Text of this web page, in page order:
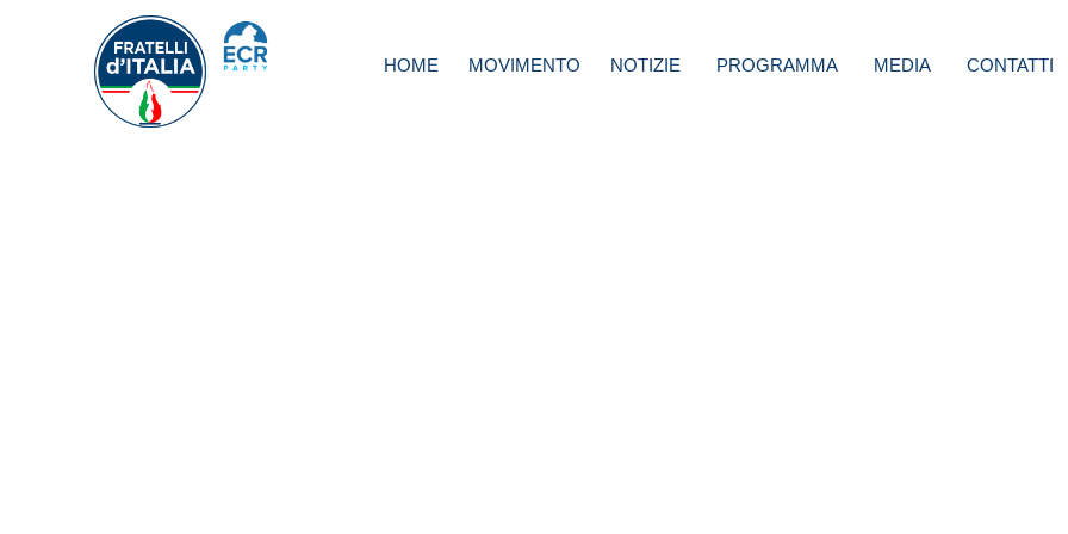
HOME MOVIMENTO NOTIZIE PROGRAMMA MEDIA CONTATTI